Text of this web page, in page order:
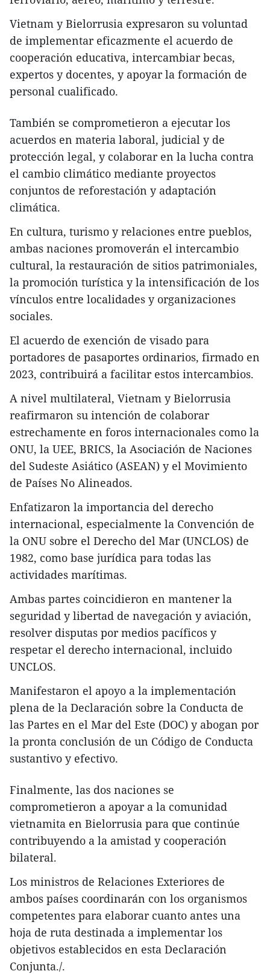
Vietnam y Bielorrusia expresaron su voluntad
de implementar eficazmente el acuerdo de
cooperación educativa, intercambiar becas,
expertos y docentes, y apoyar la formación de
personal cualificado.
También se comprometieron a ejecutar los
acuerdos en materia laboral, judicial y de
protección legal, y colaborar en la lucha contra
el cambio climático mediante proyectos
conjuntos de reforestación y adaptación
climática.
En cultura, turismo y relaciones entre pueblos,
ambas naciones promoverán el intercambio
cultural, la restauración de sitios patrimoniales,
la promoción turística y la intensificación de los
vínculos entre localidades y organizaciones
sociales.
El acuerdo de exención de visado para
portadores de pasaportes ordinarios, firmado en
2023, contribuirá a facilitar estos intercambios.
A nivel multilateral, Vietnam y Bielorrusia
reafirmaron su intención de colaborar
estrechamente en foros internacionales como la
ONU, la UEE, BRICS, la Asociación de Naciones
del Sudeste Asiático (ASEAN) y el Movimiento
de Países No Alineados.
Enfatizaron la importancia del derecho
internacional, especialmente la Convención de
la ONU sobre el Derecho del Mar (UNCLOS) de
1982, como base jurídica para todas las
actividades marítimas.
Ambas partes coincidieron en mantener la
seguridad y libertad de navegación y aviación,
resolver disputas por medios pacíficos y
respetar el derecho internacional, incluido
UNCLOS.
Manifestaron el apoyo a la implementación
plena de la Declaración sobre la Conducta de
las Partes en el Mar del Este (DOC) y abogan por
la pronta conclusión de un Código de Conducta
sustantivo y efectivo.
Finalmente, las dos naciones se
comprometieron a apoyar a la comunidad
vietnamita en Bielorrusia para que continúe
contribuyendo a la amistad y cooperación
bilateral.
Los ministros de Relaciones Exteriores de
ambos países coordinarán con los organismos
competentes para elaborar cuanto antes una
hoja de ruta destinada a implementar los
objetivos establecidos en esta Declaración
Conjunta./.